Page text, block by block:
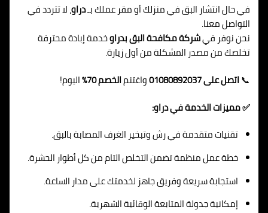
في حال انتشار البق في منزلك أو مقر عملك بـدراو، لا تتردد في
التواصل معنا.
نحن نوفر فيشركة مكافحة البق بدراوخدمة إبادة محترفة
تخلصك من مصدر المشكلة من أول زيارة.
📞اتصل على 01080892037 واغتنمالخصم 70%
اليوم!
✅ مميزات الخدمة في دراو:
تقنيات متقدمة في رش وتبخير الغرف المصابة بالبق.
خطة عمل منظمة تضمن التخلص التام من كل أطوار الحشرة.
استجابة سريعة وفريق جاهز لخدمتك على مدار الساعة.
إمكانية جدولة المتابعة الوقائية الشهرية.